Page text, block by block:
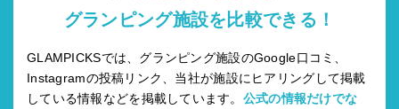
グランピング施設を比較できる！
GLAMPICKSでは、グランピング施設のGoogle口コミ、
Instagramの投稿リンク、当社が施設にヒアリングして掲載
している情報などを掲載しています。 公式の情報だけでな